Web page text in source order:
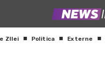
ZIlei Politica Externe